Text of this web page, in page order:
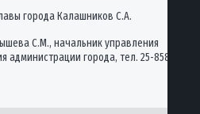
города Калашников С.А.
С.М., начальник управления
администрации города, тел. 25-858